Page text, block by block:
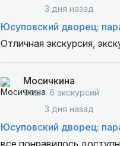
3 дня назад
Юсуповский дворец:
Отличная экскурсия,
Мосичкина
Опыт: 6 экскурсий
3 дня назад
Юсуповский дворец:
все